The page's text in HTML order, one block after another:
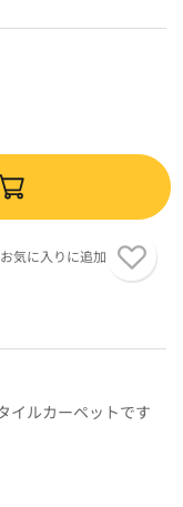
お気に入りに追加
イルカーペットです